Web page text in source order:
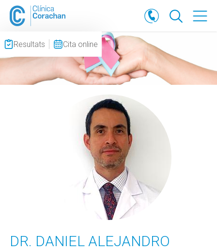
Resultats Cita online
DR. DANIEL ALEJANDRO